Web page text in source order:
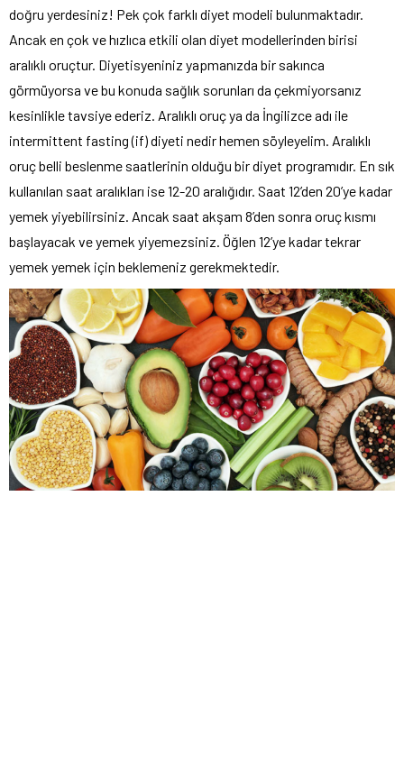
doğru yerdesiniz! Pek çok farklı diyet modeli bulunmaktadır.
Ancak en çok ve hızlıca etkili olan diyet modellerinden birisi
aralıklı oruçtur. Diyetisyeniniz yapmanızda bir sakınca
görmüyorsa ve bu konuda sağlık sorunları da çekmiyorsanız
kesinlikle tavsiye ederiz. Aralıklı oruç ya da İngilizce adı ile
intermittent fasting (if) diyeti nedir hemen söyleyelim. Aralıklı
oruç belli beslenme saatlerinin olduğu bir diyet programıdır. En sık
kullanılan saat aralıkları ise 12-20 aralığıdır. Saat 12’den 20’ye kadar
yemek yiyebilirsiniz. Ancak saat akşam 8’den sonra oruç kısmı
başlayacak ve yemek yiyemezsiniz. Öğlen 12’ye kadar tekrar
yemek yemek için beklemeniz gerekmektedir.